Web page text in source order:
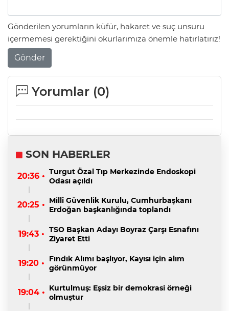
Gönderilen yorumların küfür, hakaret ve suç unsuru
içermemesi gerektiğini okurlarımıza önemle hatırlatırız!
Gönder
Yorumlar (0)
SON HABERLER
20:36 • Turgut Özal Tıp Merkezinde Endoskopi
Odası açıldı
20:25 • Millî Güvenlik Kurulu, Cumhurbaşkanı
Erdoğan başkanlığında toplandı
19:43 • TSO Başkan Adayı Boyraz Çarşı Esnafını
Ziyaret Etti
19:20 •
Fındık Alımı başlıyor, Kayısı için alım
görünmüyor
19:04 • Kurtulmuş: Eşsiz bir demokrasi örneği
olmuştur